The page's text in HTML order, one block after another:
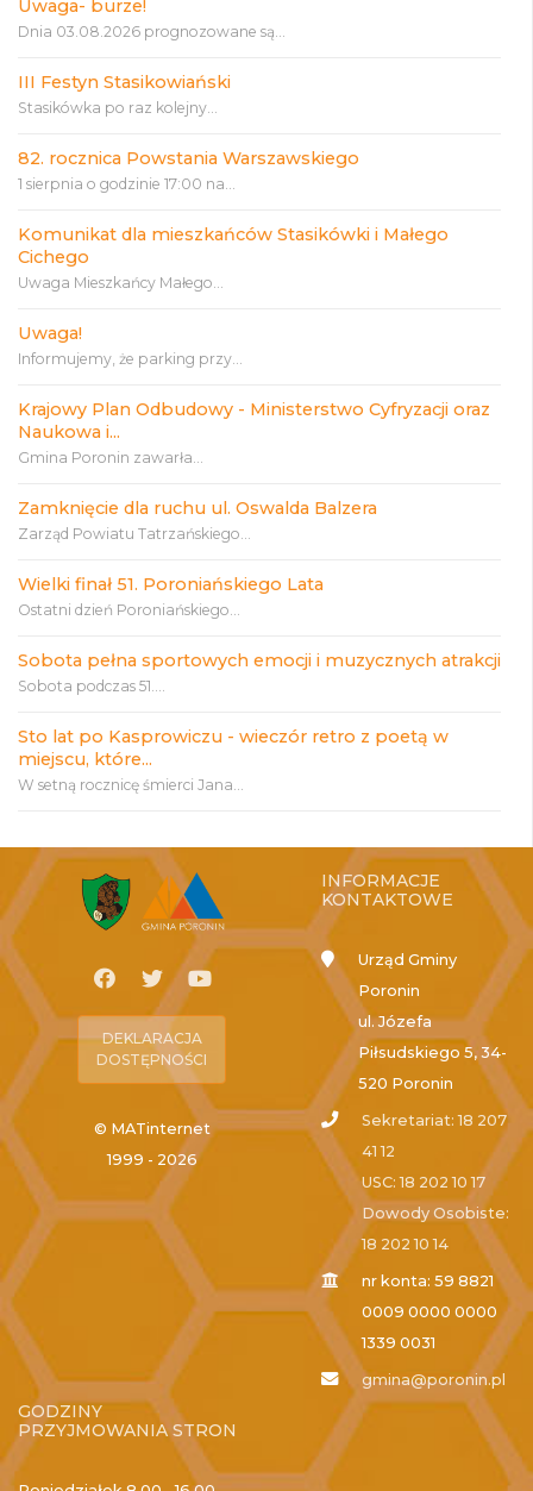
Uwaga- burze!
Dnia 03.08.2026 prognozowane są...
III Festyn Stasikowiański
Stasikówka po raz kolejny...
82. rocznica Powstania Warszawskiego
1 sierpnia o godzinie 17:00 na...
Komunikat dla mieszkańców Stasikówki i Małego
Cichego
Uwaga Mieszkańcy Małego...
Uwaga!
Informujemy, że parking przy...
Krajowy Plan Odbudowy - Ministerstwo Cyfryzacji oraz
Naukowa i...
Gmina Poronin zawarła...
Zamknięcie dla ruchu ul. Oswalda Balzera
Zarząd Powiatu Tatrzańskiego...
Wielki finał 51. Poroniańskiego Lata
Ostatni dzień Poroniańskiego...
Sobota pełna sportowych emocji i muzycznych atrakcji
Sobota podczas 51....
Sto lat po Kasprowiczu - wieczór retro z poetą w
miejscu, które...
W setną rocznicę śmierci Jana...
DEKLARACJA
DOSTĘPNOŚCI
© MATinternet
1999 - 2026
INFORMACJE
KONTAKTOWE
Urząd Gminy
Poronin
ul. Józefa
Piłsudskiego 5, 34-
520 Poronin
Sekretariat: 18 207
41 12
USC: 18 202 10 17
Dowody Osobiste:
18 202 10 14
nr konta: 59 8821
0009 0000 0000
1339 0031
gmina@poronin.pl
GODZINY
PRZYJMOWANIA STRON